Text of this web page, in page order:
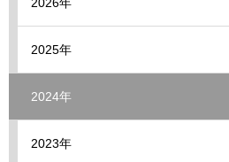
2026年
2025年
2024年
2023年